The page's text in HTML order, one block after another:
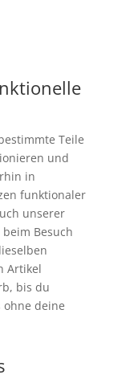
Teile
und
in
funktionaler
unserer
Besuch
Artikel
bis du
ohne deine